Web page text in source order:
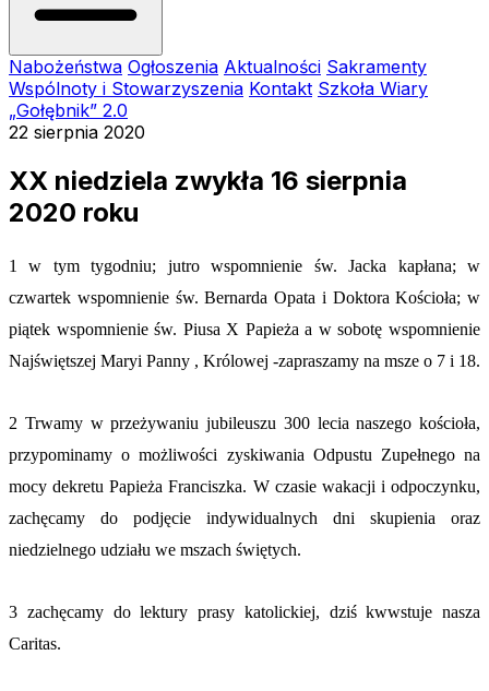
Nabożeństwa Ogłoszenia Aktualności Sakramenty
Wspólnoty i Stowarzyszenia Kontakt Szkoła Wiary
„Gołębnik” 2.0
22 sierpnia 2020
XX niedziela zwykła 16 sierpnia
2020 roku
1 w tym tygodniu; jutro wspomnienie św. Jacka kapłana; w
czwartek wspomnienie św. Bernarda Opata i Doktora Kościoła; w
piątek wspomnienie św. Piusa X Papieża a w sobotę wspomnienie
Najświętszej Maryi Panny , Królowej -zapraszamy na msze o 7 i 18.
2 Trwamy w przeżywaniu jubileuszu 300 lecia naszego kościoła,
przypominamy o możliwości zyskiwania Odpustu Zupełnego na
mocy dekretu Papieża Franciszka. W czasie wakacji i odpoczynku,
zachęcamy do podjęcie indywidualnych dni skupienia oraz
niedzielnego udziału we mszach świętych.
3 zachęcamy do lektury prasy katolickiej, dziś kwwstuje nasza
Caritas.